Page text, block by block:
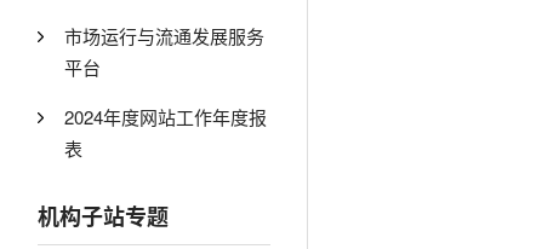
市场运行与流通发展服务
平台
2024年度网站工作年度报
表
机构子站专题